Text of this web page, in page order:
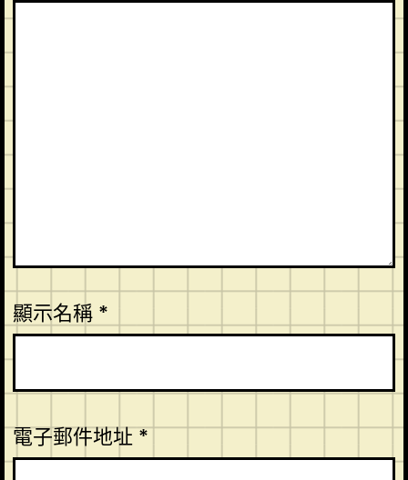
顯示名稱 *
電子郵件地址*